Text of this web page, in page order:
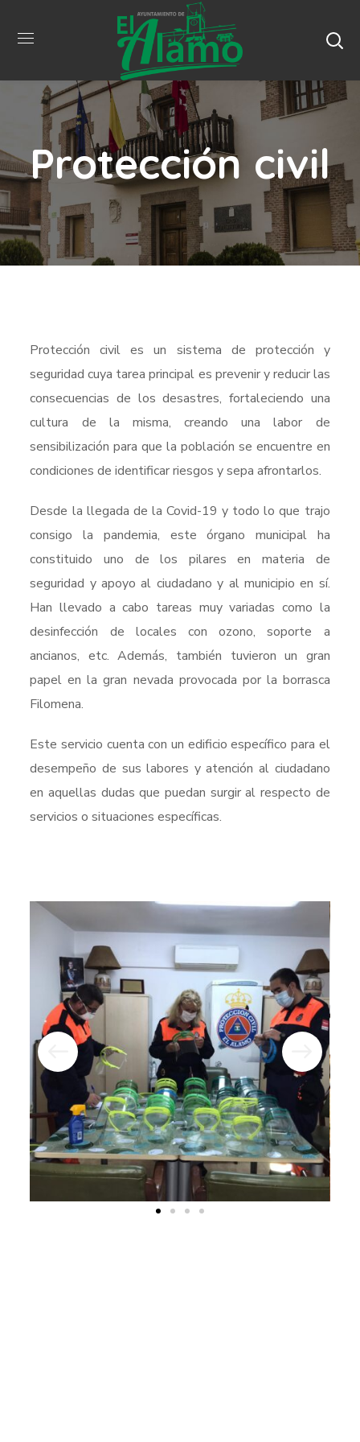
Protección civil
Protección civil es un sistema de protección y
seguridad cuya tarea principal es prevenir y reducir las
consecuencias de los desastres, fortaleciendo una
cultura de la misma, creando una labor de
sensibilización para que la población se encuentre en
condiciones de identificar riesgos y sepa afrontarlos.
Desde la llegada de la Covid-19 y todo lo que trajo
consigo la pandemia, este órgano municipal ha
constituido uno de los pilares en materia de
seguridad y apoyo al ciudadano y al municipio en sí.
Han llevado a cabo tareas muy variadas como la
desinfección de locales con ozono, soporte a
ancianos, etc. Además, también tuvieron un gran
papel en la gran nevada provocada por la borrasca
Filomena.
Este servicio cuenta con un edificio específico para el
desempeño de sus labores y atención al ciudadano
en aquellas dudas que puedan surgir al respecto de
servicios o situaciones específicas.